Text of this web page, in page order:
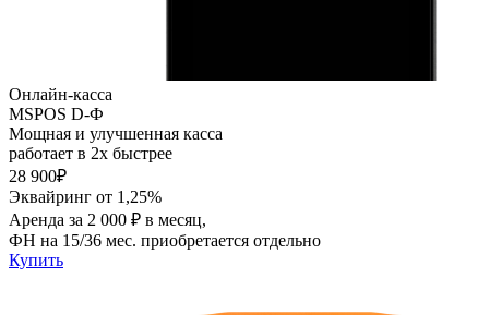
Онлайн-касса
MSPOS D-Ф
Мощная и улучшенная касса
работает в 2х быстрее
28 900₽
Эквайринг от 1,25%
Аренда за 2 000 ₽ в месяц,
ФН на 15/36 мес. приобретается отдельно
Купить